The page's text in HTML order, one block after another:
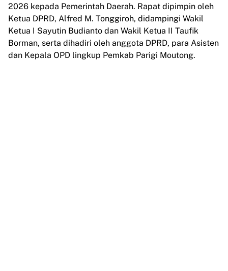
2026 kepada Pemerintah Daerah. Rapat dipimpin oleh
Ketua DPRD, Alfred M. Tonggiroh, didampingi Wakil
Ketua I Sayutin Budianto dan Wakil Ketua II Taufik
Borman, serta dihadiri oleh anggota DPRD, para Asisten
dan Kepala OPD lingkup Pemkab Parigi Moutong.